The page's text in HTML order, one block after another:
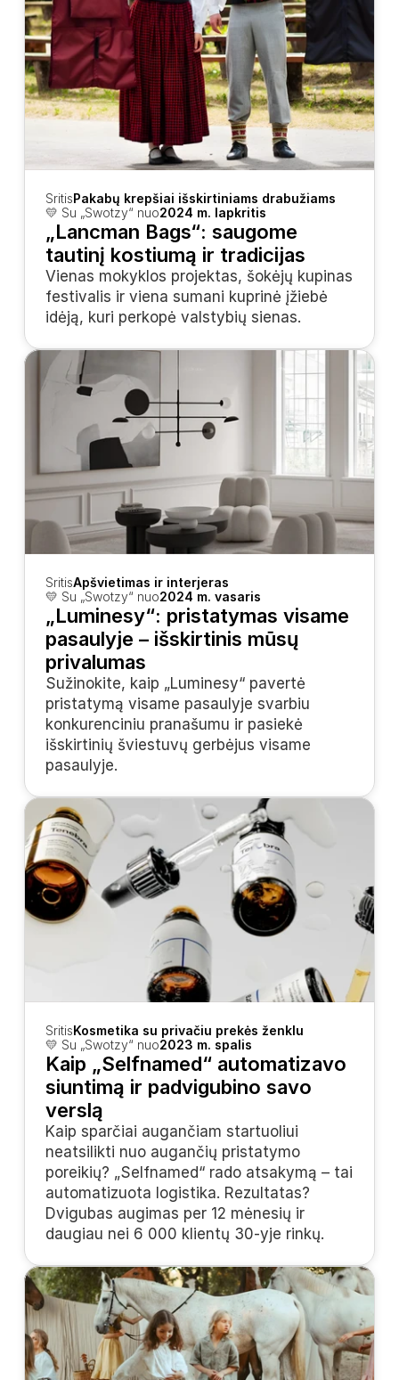
SritisPakabų krepšiai išskirtiniams drabužiams
💛 Su „Swotzy“ nuo2024 m. lapkritis
„Lancman Bags“: saugome
tautinį kostiumą ir tradicijas
Vienas mokyklos projektas, šokėjų kupinas
festivalis ir viena sumani kuprinė įžiebė
idėją, kuri perkopė valstybių sienas.
SritisApšvietimas ir interjeras
💛 Su „Swotzy“ nuo2024 m. vasaris
„Luminesy“: pristatymas visame
pasaulyje – išskirtinis mūsų
privalumas
Sužinokite, kaip „Luminesy“ pavertė
pristatymą visame pasaulyje svarbiu
konkurenciniu pranašumu ir pasiekė
išskirtinių šviestuvų gerbėjus visame
pasaulyje.
SritisKosmetika su privačiu prekės ženklu
💛 Su „Swotzy“ nuo2023 m. spalis
Kaip „Selfnamed“ automatizavo
siuntimą ir padvigubino savo
verslą
Kaip sparčiai augančiam startuoliui
neatsilikti nuo augančių pristatymo
poreikių? „Selfnamed“ rado atsakymą – tai
automatizuota logistika. Rezultatas?
Dvigubas augimas per 12 mėnesių ir
daugiau nei 6 000 klientų 30-yje rinkų.